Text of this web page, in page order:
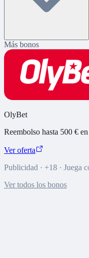
Más bonos
OlyBet
Reembolso hasta 500 €
Ver oferta
Publicidad · +18 · Juega
Ver todos los bonos